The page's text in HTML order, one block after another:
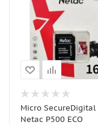
Micro SecureDigital
Netac P500 ECO